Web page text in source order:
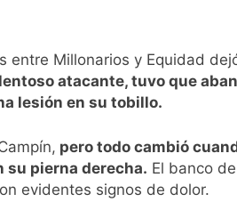
entre Millonarios y Equidad
atacante, tuvo que
lesión en su tobillo.
pero todo cambió
su pierna derecha. El banco
evidentes signos de dolor.